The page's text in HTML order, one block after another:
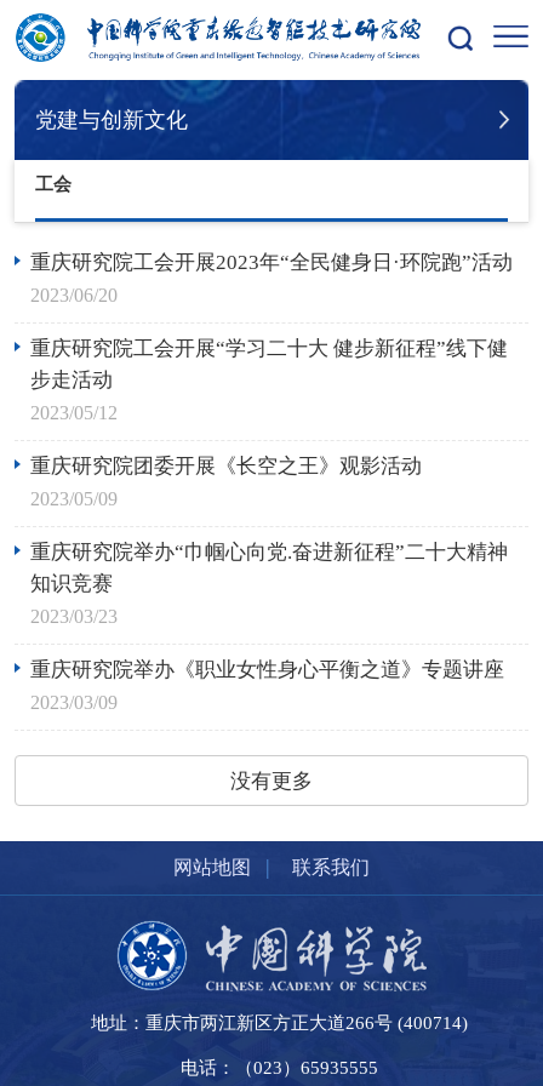
您的位置：首页 党建与创新文化 创新文化 工会
党建与创新文化
工会
重庆研究院工会开展2023年“全民健身日·环院跑”活动
2023/06/20
重庆研究院工会开展“学习二十大 健步新征程”线下健
步走活动
2023/05/12
重庆研究院团委开展《长空之王》观影活动
2023/05/09
重庆研究院举办“巾帼心向党.奋进新征程”二十大精神
知识竞赛
2023/03/23
重庆研究院举办《职业女性身心平衡之道》专题讲座
2023/03/09
没有更多
网站地图 | 联系我们
地址：重庆市两江新区方正大道266号 (400714)
电话：（023）65935555